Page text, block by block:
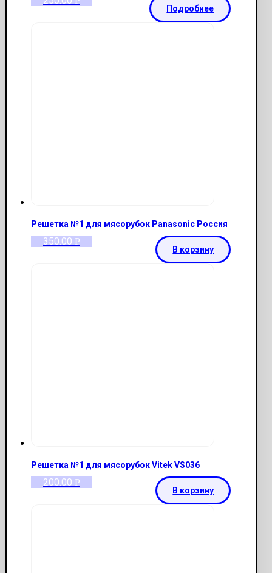
Подробнее
Решетка №1 для мясорубок Panasonic Россия
350.00 Р
В корзину
Решетка №1 для мясорубок Vitek VS036
200.00 Р
В корзину